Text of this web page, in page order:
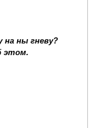
ны гневу?
этом.